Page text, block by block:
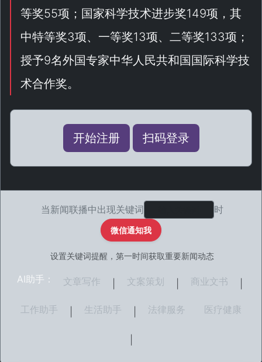
等奖55项；国家科学技术进步奖149项，其
中特等奖3项、一等奖13项、二等奖133项；
授予9名外国专家中华人民共和国国际科学技
术合作奖。
开始注册 扫码登录
当新闻联播中出现关键词 时
微信通知我
设置关键词提醒，第一时间获取重要新闻动态
AI助手： 文章写作 文案策划 商业文书
工作助手 生活助手 法律服务 医疗健康